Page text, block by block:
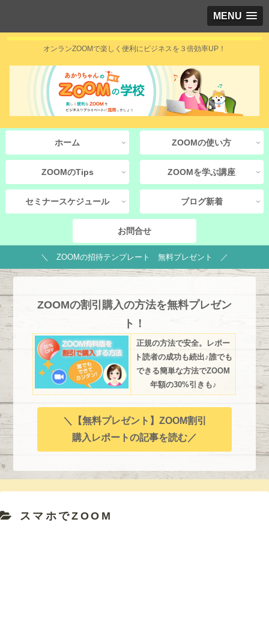
MENU
オンランZOOMで楽しく便利にビジネスを３倍効率UP！
ホーム ZOOMの使い方
ZOOMのTips ZOOMを学ぶ講座
セミナースケジュール ブログ新着
お問合せ
＼ ZOOMの招待テンプレート 無料プレゼント ／
ZOOMの割引購入の方法を無料プレゼン
ト！
正規の方法で安全。レポー
ト読者の成功も続出♪誰でも
できる簡単な方法でZOOM
年額の30%引きも♪
＼【無料プレゼント】ZOOM割引
購入レポートの記事を読む／
スマホでZOOM